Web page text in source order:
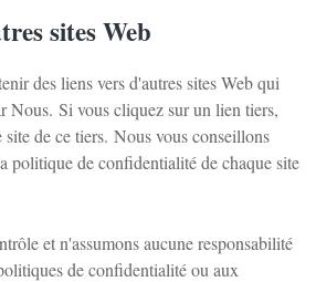
sites Web
des liens vers d'autres sites Web qui
Nous. Si vous cliquez sur un lien tiers,
de ce tiers. Nous vous conseillons
politique de confidentialité de chaque site
et n'assumons aucune responsabilité
de confidentialité ou aux